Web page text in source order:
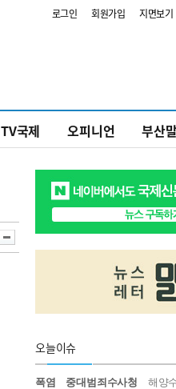
로그인 회원가입 지면보기
TV국제 오피니언 부산
오늘이슈
폭염 중대범죄수사청 해양